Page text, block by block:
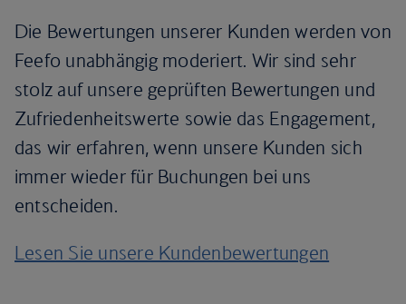
Die Bewertungen unserer Kunden werden von
Feefo unabhängig moderiert. Wir sind sehr
stolz auf unsere geprüften Bewertungen und
Zufriedenheitswerte sowie das Engagement,
das wir erfahren, wenn unsere Kunden sich
immer wieder für Buchungen bei uns
entscheiden.
Lesen Sie unsere Kundenbewertungen